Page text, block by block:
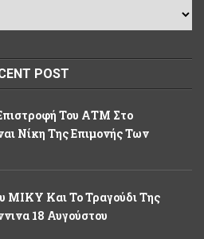
POST
Του ΑΤΜ Στο
Νίκη Της Επιμονής Των
ΜΙΚΥ Και Το Τραγούδι Της
18 Αυγούστου